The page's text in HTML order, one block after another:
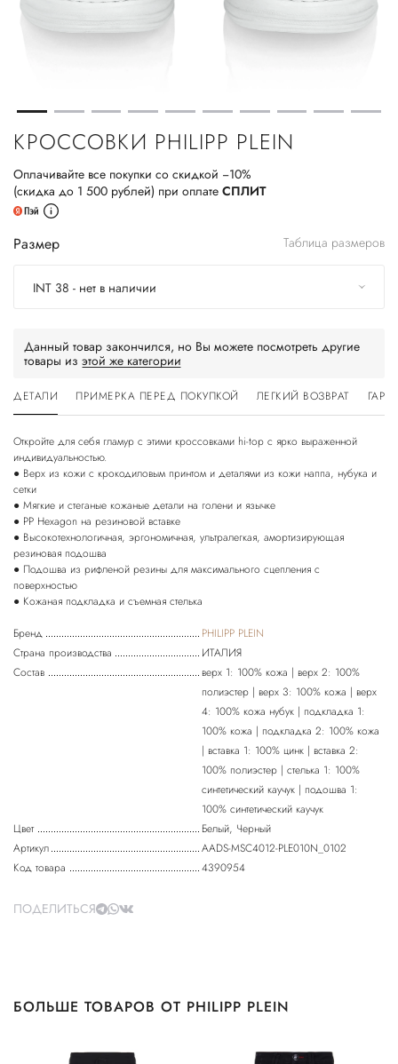
КРОССОВКИ PHILIPP PLEIN
Оплачивайте все покупки со скидкой −10%
(скидка до 1 500 рублей) при оплате СПЛИТ
Размер Таблица размеров
INT 38 - нет в наличии
Данный товар закончился, но Вы можете посмотреть другие
товары из этой же категории
ДЕТАЛИ ПРИМЕРКА ПЕРЕД ПОКУПКОЙ ЛЕГКИЙ ВОЗВРАТ
Откройте для себя гламур с этими кроссовками hi-top с ярко выраженной
индивидуальностью.
● Верх из кожи с крокодиловым принтом и деталями из кожи наппа, нубука и
сетки
● Мягкие и стеганые кожаные детали на голени и язычке
● PP Hexagon на резиновой вставке
● Высокотехнологичная, эргономичная, ультралегкая, амортизирующая
резиновая подошва
● Подошва из рифленой резины для максимального сцепления с
поверхностью
● Кожаная подкладка и съемная стелька
Бренд
PHILIPP PLEIN
Страна производства
ИТАЛИЯ
Состав
верх 1: 100% кожа | верх 2: 100%
полиэстер | верх 3: 100% кожа | верх
4: 100% кожа нубук | подкладка 1:
100% кожа | подкладка 2: 100% кожа
| вставка 1: 100% цинк | вставка 2:
100% полиэстер | стелька 1: 100%
синтетический каучук | подошва 1:
100% синтетический каучук
Цвет
Белый, Черный
Артикул
AADS-MSC4012-PLE010N_0102
Код товара
4390954
ПОДЕЛИТЬСЯ
БОЛЬШЕ ТОВАРОВ ОТ PHILIPP PLEIN